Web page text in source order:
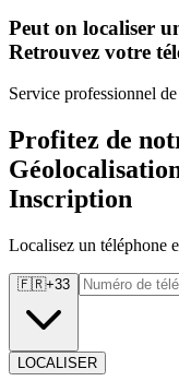
Peut on localiser
Retrouvez votre
Service professionnel
Profitez de
Inscription
Localisez un téléphone
🇫🇷+33
LOCALISER